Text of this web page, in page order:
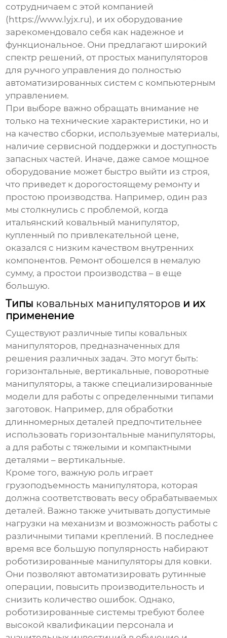
сотрудничаем с этой компанией
(https://www.lyjx.ru), и их оборудование
зарекомендовало себя как надежное и
функциональное. Они предлагают широкий
спектр решений, от простых манипуляторов
для ручного управления до полностью
автоматизированных систем с компьютерным
управлением.
При выборе важно обращать внимание не
только на технические характеристики, но и
на качество сборки, используемые материалы,
наличие сервисной поддержки и доступность
запасных частей. Иначе, даже самое мощное
оборудование может быстро выйти из строя,
что приведет к дорогостоящему ремонту и
простою производства. Например, один раз
мы столкнулись с проблемой, когда
итальянский ковальный манипулятор,
купленный по привлекательной цене,
оказался с низким качеством внутренних
компонентов. Ремонт обошелся в немалую
сумму, а простои производства – в еще
большую.
Типы ковальных манипуляторов и их
применение
Существуют различные типы ковальных
манипуляторов, предназначенных для
решения различных задач. Это могут быть:
горизонтальные, вертикальные, поворотные
манипуляторы, а также специализированные
модели для работы с определенными типами
заготовок. Например, для обработки
длинномерных деталей предпочтительнее
использовать горизонтальные манипуляторы,
а для работы с тяжелыми и компактными
деталями – вертикальные.
Кроме того, важную роль играет
грузоподъемность манипулятора, которая
должна соответствовать весу обрабатываемых
деталей. Важно также учитывать допустимые
нагрузки на механизм и возможность работы с
различными типами креплений. В последнее
время все большую популярность набирают
роботизированные манипуляторы для ковки.
Они позволяют автоматизировать рутинные
операции, повысить производительность и
снизить количество ошибок. Однако,
роботизированные системы требуют более
высокой квалификации персонала и